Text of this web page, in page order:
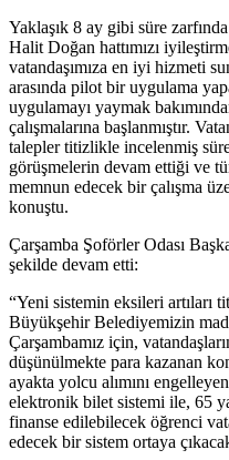
Yaklaşık 8 ay gibi süre
Halit Doğan hattımızı
vatandaşımıza en iyi hizmeti
arasında pilot bir uygulama
uygulamayı yaymak
çalışmalarına başlanmıştır.
talepler titizlikle incelenmiş
görüşmelerin devam ettiği ve
memnun edecek bir çalışma
konuştu.
Çarşamba Şoförler Odası
şekilde devam etti:
“Yeni sistemin eksileri artıları
Büyükşehir Belediyemizin
Çarşambamız için,
düşünülmekte para kazanan
ayakta yolcu alımını
elektronik bilet sistemi ile, 65
finanse edilebilecek öğrenci
edecek bir sistem ortaya